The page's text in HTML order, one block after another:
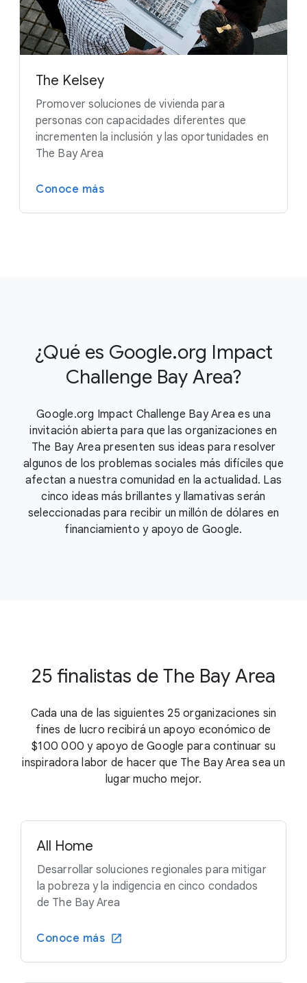
The Kelsey
Promover soluciones de vivienda para
personas con capacidades diferentes que
incrementen la inclusión y las oportunidades en
The Bay Area
Conoce más
¿Qué es Google.org Impact
Challenge Bay Area?
Google.org Impact Challenge Bay Area es una
invitación abierta para que las organizaciones en
The Bay Area presenten sus ideas para resolver
algunos de los problemas sociales más difíciles que
afectan a nuestra comunidad en la actualidad. Las
cinco ideas más brillantes y llamativas serán
seleccionadas para recibir un millón de dólares en
financiamiento y apoyo de Google.
25 finalistas de The Bay Area
Cada una de las siguientes 25 organizaciones sin
fines de lucro recibirá un apoyo económico de
$100 000 y apoyo de Google para continuar su
inspiradora labor de hacer que The Bay Area sea un
lugar mucho mejor.
All Home
Desarrollar soluciones regionales para mitigar
la pobreza y la indigencia en cinco condados
de The Bay Area
Conoce más